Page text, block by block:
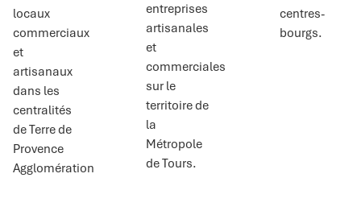
locaux
commerciaux
et
artisanaux
dans les
centralités
de Terre de
Provence
Agglomération.
entreprises
artisanales
et
commerciales
sur le
territoire de
la
Métropole
de Tours.
centres-
bourgs.